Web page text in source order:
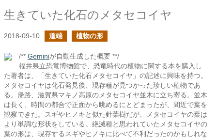
生きていた化石のメタセコイヤ
2018-09-10 道端 植物の形
/** Geminiが自動生成した概要 **/
福井県立恐竜博物館で、恐竜時代の植物に関する本を購入し
た著者は、「生きていた化石メタセコイヤ」の記述に興味を持つ。
メタセコイヤは化石発見後、現存種が見つかった珍しい植物であ
る。帰路、滋賀県マキノ高原のメタセコイヤ並木に立ち寄る。並木
は長く、時間の都合で正面から眺めるにとどまったが、間近で葉を
観察できた。スギやヒノキと似た針葉樹だが、メタセコイヤの葉は
より単調な形状をしている。絶滅種と思われていたメタセコイヤの
葉の形は、現存するスギやヒノキに比べて不利だったのかもしれな